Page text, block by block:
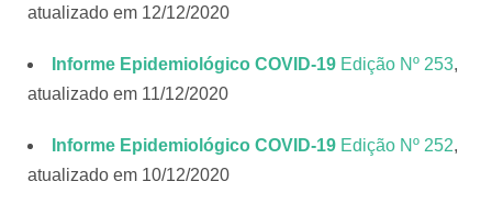
atualizado em 12/12/2020
Informe Epidemiológico COVID-19 Edição Nº 253,
atualizado em 11/12/2020
Informe Epidemiológico COVID-19 Edição Nº 252,
atualizado em 10/12/2020